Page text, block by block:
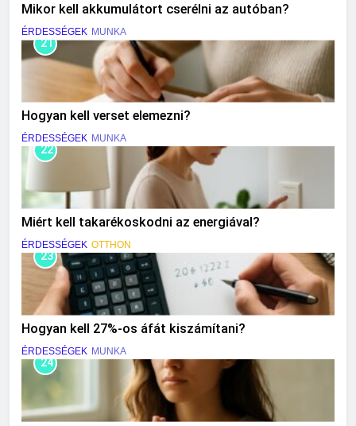
Mikor kell akkumulátort cserélni az autóban?
ÉRDESSÉGEK MUNKA
21
Hogyan kell verset elemezni?
ÉRDESSÉGEK MUNKA
22
Miért kell takarékoskodni az energiával?
ÉRDESSÉGEK OTTHON
23
Hogyan kell 27%-os áfát kiszámítani?
ÉRDESSÉGEK MUNKA
24